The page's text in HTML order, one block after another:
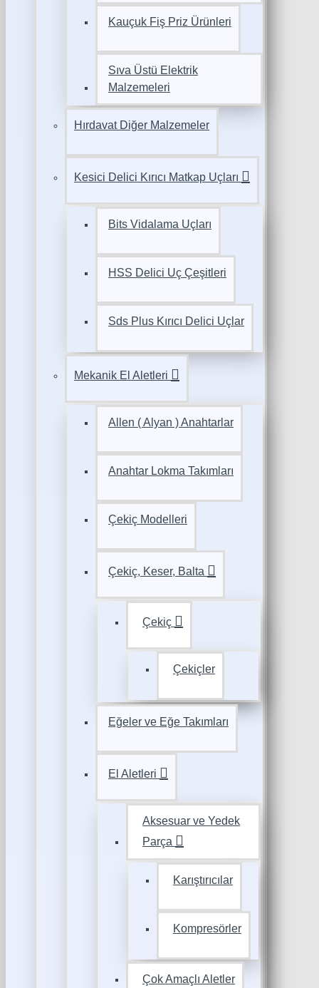
Kauçuk Fiş Priz Ürünleri
Sıva Üstü Elektrik
Malzemeleri
Hırdavat Diğer Malzemeler
Kesici Delici Kırıcı Matkap Uçları
Bits Vidalama Uçları
HSS Delici Uç Çeşitleri
Sds Plus Kırıcı Delici Uçlar
Mekanik El Aletleri
Allen ( Alyan ) Anahtarlar
Anahtar Lokma Takımları
Çekiç Modelleri
Çekiç, Keser, Balta
Çekiç
Çekiçler
Eğeler ve Eğe Takımları
El Aletleri
Aksesuar ve Yedek
Parça
Karıştırıcılar
Kompresörler
Çok Amaçlı Aletler